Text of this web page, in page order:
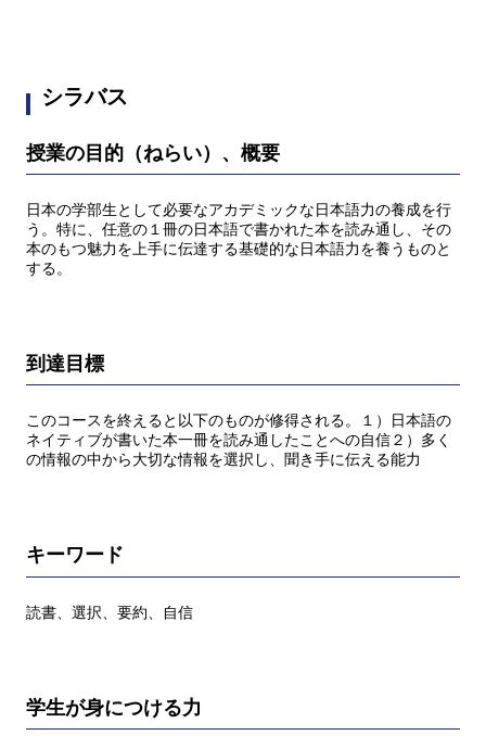
シラバス
授業の目的（ねらい）、概要
日本の学部生として必要なアカデミックな日本語力の養成を行
う。特に、任意の１冊の日本語で書かれた本を読み通し、その
本のもつ魅力を上手に伝達する基礎的な日本語力を養うものと
する。
到達目標
このコースを終えると以下のものが修得される。１）日本語の
ネイティブが書いた本一冊を読み通したことへの自信２）多く
の情報の中から大切な情報を選択し、聞き手に伝える能力
キーワード
読書、選択、要約、自信
学生が身につける力